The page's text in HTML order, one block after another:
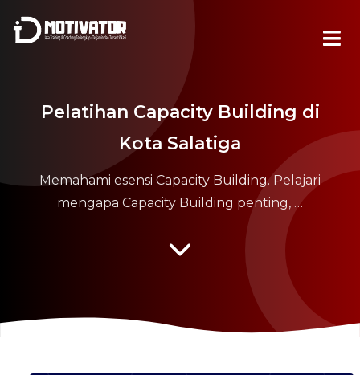
Pelatihan Capacity Building di
Kota Salatiga
Memahami esensi Capacity Building. Pelajari
mengapa Capacity Building penting, …